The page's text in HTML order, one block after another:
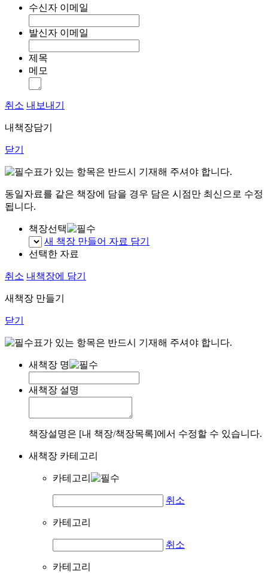
수신자 이메일
발신자 이메일
제목
메모
취소 내보내기
내책장담기
닫기
표가 있는 항목은 반드시 기재해 주셔야 합니다.
동일자료를 같은 책장에 담을 경우 담은 시점만 최신으로 수정
됩니다.
책장선택
새 책장 만들어 자료 담기
선택한 자료
취소 내책장에 담기
새책장 만들기
닫기
표가 있는 항목은 반드시 기재해 주셔야 합니다.
새책장 명
새책장 설명
책장설명은 [내 책장/책장목록]에서 수정할 수 있습니다.
새책장 카테고리
카테고리
취소
카테고리
취소
카테고리